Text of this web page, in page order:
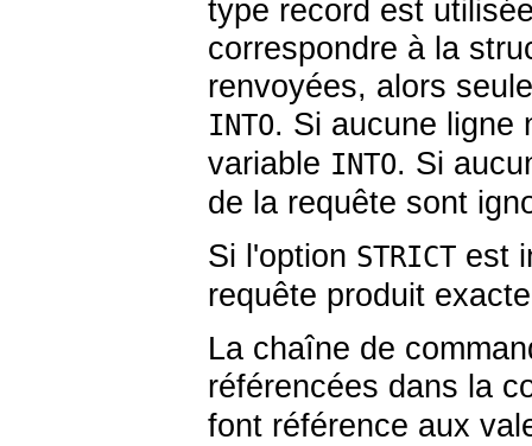
type record est
correspondre à la
renvoyées, alors
INTO. Si aucune ligne
variable INTO. Si
de la requête sont
Si l'option STRICT est
requête produit
La chaîne de
référencées dans la
font référence aux